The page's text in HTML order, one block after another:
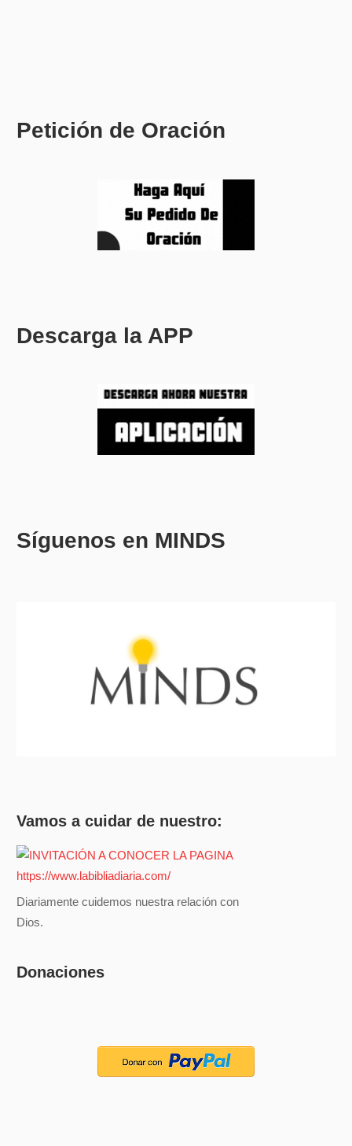
Petición de Oración
Descarga la APP
Síguenos en MINDS
Vamos a cuidar de nuestro:
Diariamente cuidemos nuestra relación con
Dios.
Donaciones